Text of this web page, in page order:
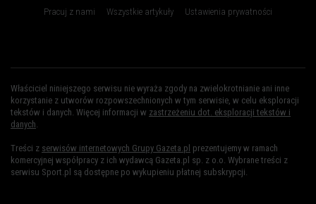
Pracuj z nami
Wszystkie artykuły Ustawienia prywatności
Właściciel niniejszego serwisu nie wyraża zgody na zwielokrotnianie ani inne
korzystanie z utworów rozpowszechnionych w tym serwisie, w celu eksploracji
tekstów i danych. Więcej informacji w zastrzeżeniu dot. eksploracji tekstów i
danych.
Treści z serwisów internetowych Grupy Gazeta.pl prezentujemy w ramach
komercyjnej współpracy z ich wydawcą Gazeta.pl sp. z o.o. Wybrane treści z
serwisu Sport.pl są dostępne po wykupieniu płatnej subskrypcji.